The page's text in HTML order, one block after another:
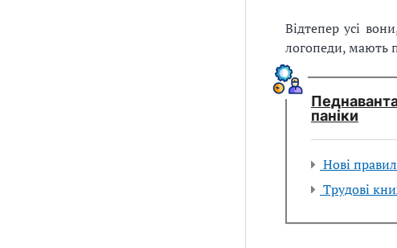
Відтепер усі
логопеди, мають
паніки
Нові
Трудові